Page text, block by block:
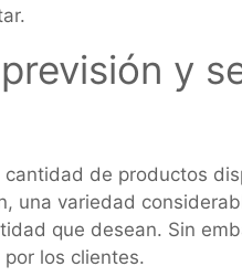
y
de productos
una variedad
que desean. Sin
los clientes.